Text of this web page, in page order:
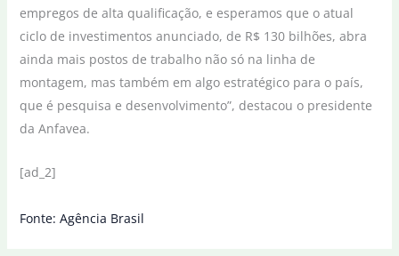
empregos de alta qualificação, e esperamos que o atual
ciclo de investimentos anunciado, de R$ 130 bilhões, abra
ainda mais postos de trabalho não só na linha de
montagem, mas também em algo estratégico para o país,
que é pesquisa e desenvolvimento”, destacou o presidente
da Anfavea.
[ad_2]
Fonte: Agência Brasil